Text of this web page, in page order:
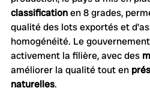
classification en 8 grades,
qualité des lots exportés et
homogénéité. Le
activement la filière, avec des
améliorer la qualité tout en
naturelles.